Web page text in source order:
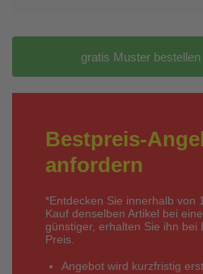
gratis Muster
Bestpreis-
anfordern
*Entdecken Sie innerhalb von
Kauf denselben Artikel bei
günstiger, erhalten Sie ihn bei
Preis.
Angebot wird kurzfristig